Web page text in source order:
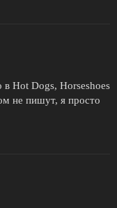
в Hot Dogs, Horseshoes
не пишут, я просто